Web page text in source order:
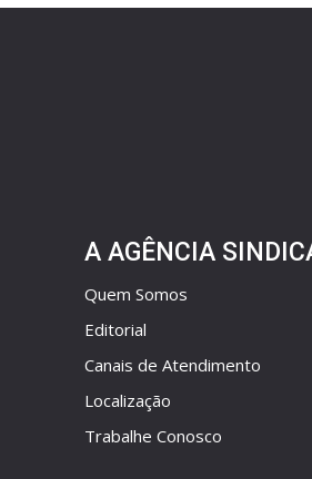
A AGÊNCIA
Quem Somos
Editorial
Canais de Atendimento
Localização
Trabalhe Conosco